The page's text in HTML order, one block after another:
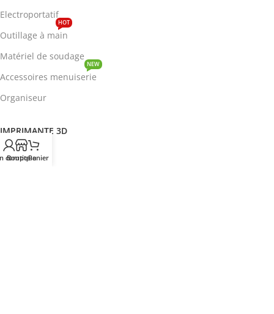
Electroportatif
Outillage à main
HOT
Matériel de soudage
Accessoires menuiserie
NEW
Organiseur
IMPRIMANTE 3D
ROBOTIQUE
compte
BoutiquePanier